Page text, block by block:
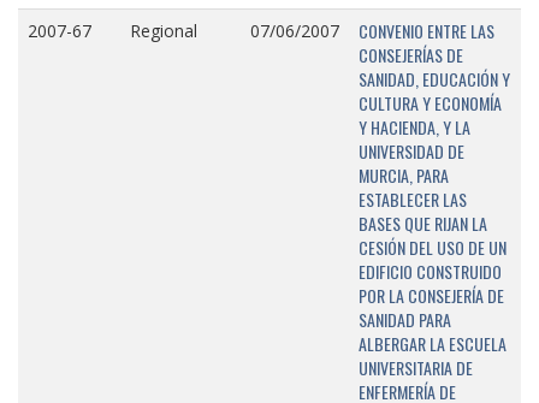
2007-67 Regional 07/06/2007
CONVENIO ENTRE LAS
CONSEJERÍAS DE
SANIDAD, EDUCACIÓN Y
CULTURA Y ECONOMÍA
Y HACIENDA, Y LA
UNIVERSIDAD DE
MURCIA, PARA
ESTABLECER LAS
BASES QUE RIJAN LA
CESIÓN DEL USO DE UN
EDIFICIO CONSTRUIDO
POR LA CONSEJERÍA DE
SANIDAD PARA
ALBERGAR LA ESCUELA
UNIVERSITARIA DE
ENFERMERÍA DE